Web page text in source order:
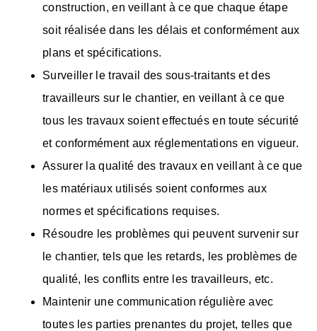
construction, en veillant à ce que chaque étape
soit réalisée dans les délais et conformément aux
plans et spécifications.
Surveiller le travail des sous-traitants et des
travailleurs sur le chantier, en veillant à ce que
tous les travaux soient effectués en toute sécurité
et conformément aux réglementations en vigueur.
Assurer la qualité des travaux en veillant à ce que
les matériaux utilisés soient conformes aux
normes et spécifications requises.
Résoudre les problèmes qui peuvent survenir sur
le chantier, tels que les retards, les problèmes de
qualité, les conflits entre les travailleurs, etc.
Maintenir une communication régulière avec
toutes les parties prenantes du projet, telles que